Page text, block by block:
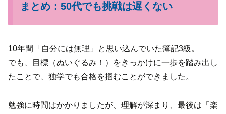
まとめ：50代でも挑戦は遅くない
10年間「自分には無理」と思い込んでいた簿記3級。
でも、目標（ぬいぐるみ！）をきっかけに一歩を踏み出し
たことで、独学でも合格を掴むことができました。
勉強に時間はかかりましたが、理解が深まり、最後は「楽